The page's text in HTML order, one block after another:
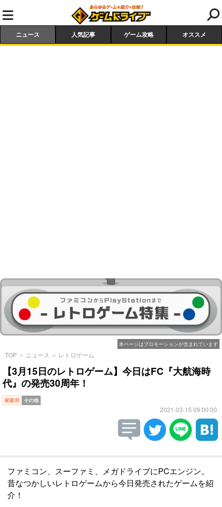
ニュース 人気記事 ゲーム攻略 オススメ
本ページはプロモーションが含まれています
TOP ＞ ニュース ＞ レトロゲーム
【3月15日のレトロゲーム】今日はFC『大航海時
代』の発売30周年！
家庭用 その他
2021-03-15 09:00:00
ファミコン、スーファミ、メガドライブにPCエンジン。
昔なつかしいレトロゲームから今日発売されたゲームを紹
介！